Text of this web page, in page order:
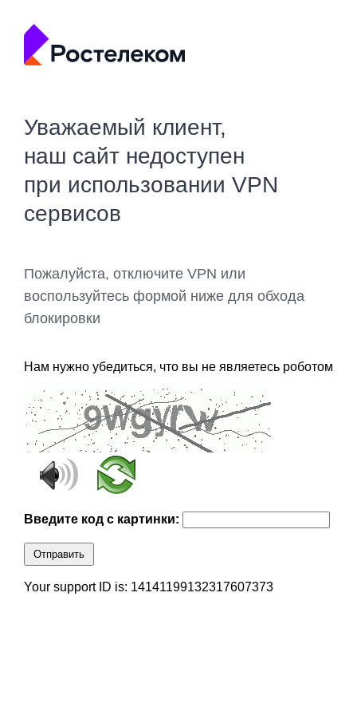
Уважаемый клиент,
наш сайт недоступен
при использовании VPN
сервисов
Пожалуйста, отключите VPN или
воспользуйтесь формой ниже для обхода
блокировки
Нам нужно убедиться, что вы не являетесь роботом
Введите код с картинки:
Отправить
Your support ID is: 14141199132317607373